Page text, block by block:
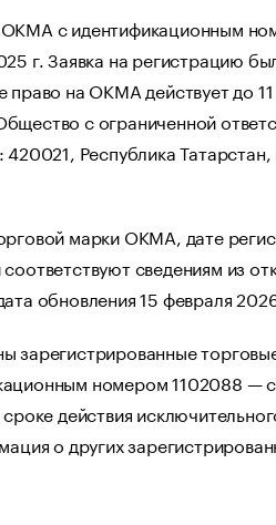
с идентификационным
г. Заявка на регистрацию
на ОКМА действует до
с ограниченной
Республика Татарстан,
марки ОКМА, дате
сведениям из
обновления 15 февраля
зарегистрированные
номером 1102088 —
действия
о других